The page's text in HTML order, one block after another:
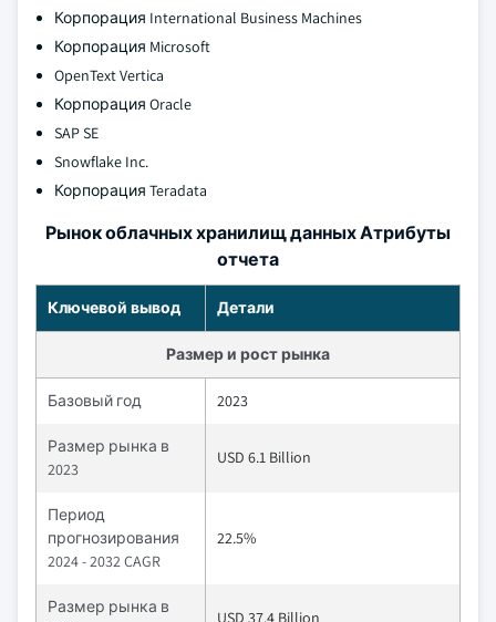
Корпорация International Business Machines
Корпорация Microsoft
OpenText Vertica
Корпорация Oracle
SAP SE
Snowflake Inc.
Корпорация Teradata
Рынок облачных хранилищ данных Атрибуты
отчета
Ключевой вывод Детали
Размер и рост рынка
Базовый год 2023
Размер рынка в
2023
USD 6.1 Billion
Период
прогнозирования
2024 - 2032 CAGR
22.5%
Размер рынка в
USD 37.4 Billion